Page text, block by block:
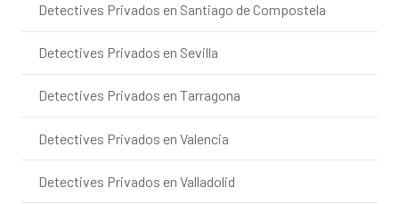
Detectives Privados en Santiago de Compostela
Detectives Privados en Sevilla
Detectives Privados en Tarragona
Detectives Privados en Valencia
Detectives Privados en Valladolid